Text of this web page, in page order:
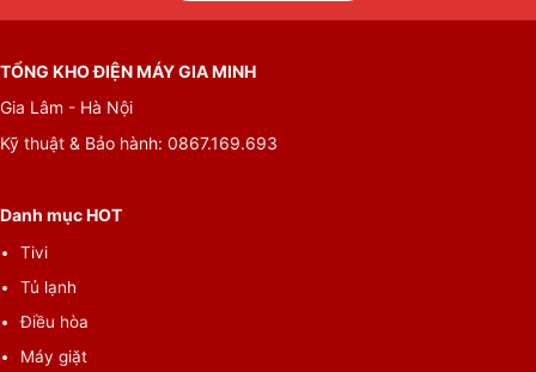
TỔNG KHO ĐIỆN MÁY GIA MINH
Gia Lâm - Hà Nội
Kỹ thuật & Bảo hành: 0867.169.693
Danh mục HOT
Tivi
Tủ lạnh
Điều hòa
Máy giặt